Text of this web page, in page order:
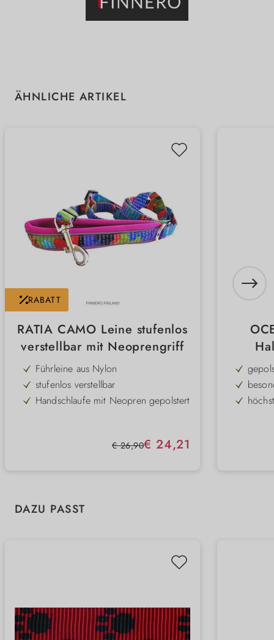
Produktgalerie überspringen
ÄHNLICHE ARTIKEL
RABATT
RATIA CAMO Leine stufenlos
verstellbar mit Neoprengriff
Führleine aus Nylon
stufenlos verstellbar
Handschlaufe mit Neopren gepolstert
Verkaufspreis:€ 24,21
Regulärer Preis:
€ 26,90
Produktgalerie überspringen
DAZU PASST